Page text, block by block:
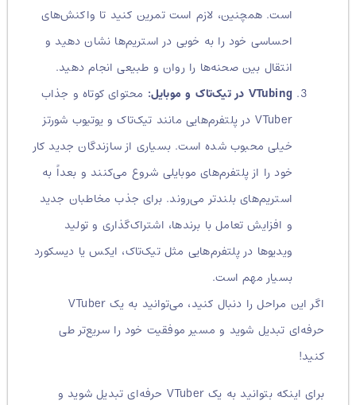
است. همچنین، لازم است تمرین کنید تا واکنش‌های
احساسی خود را به خوبی در استریم‌ها نشان دهید و
انتقال بین صحنه‌ها را روان و طبیعی انجام دهید.
VTubing در تیک‌تاک و موبایل:
محتوای کوتاه و جذاب
VTuber در پلتفرم‌هایی مانند تیک‌تاک و یوتیوب شورتز
خیلی محبوب شده است. بسیاری از سازندگان جدید کار
خود را از پلتفرم‌های موبایلی شروع می‌کنند و بعداً به
استریم‌های بلندتر می‌روند. برای جذب مخاطبان جدید
و افزایش تعامل با برندها، اشتراک‌گذاری و تولید
ویدیوها در پلتفرم‌هایی مثل تیک‌تاک، ایکس یا دیسکورد
بسیار مهم است.
اگر این مراحل را دنبال کنید، می‌توانید به یک VTuber
حرفه‌ای تبدیل شوید و مسیر موفقیت خود را سریع‌تر طی
کنید!
برای اینکه بتوانید به یک VTuber حرفه‌ای تبدیل شوید و